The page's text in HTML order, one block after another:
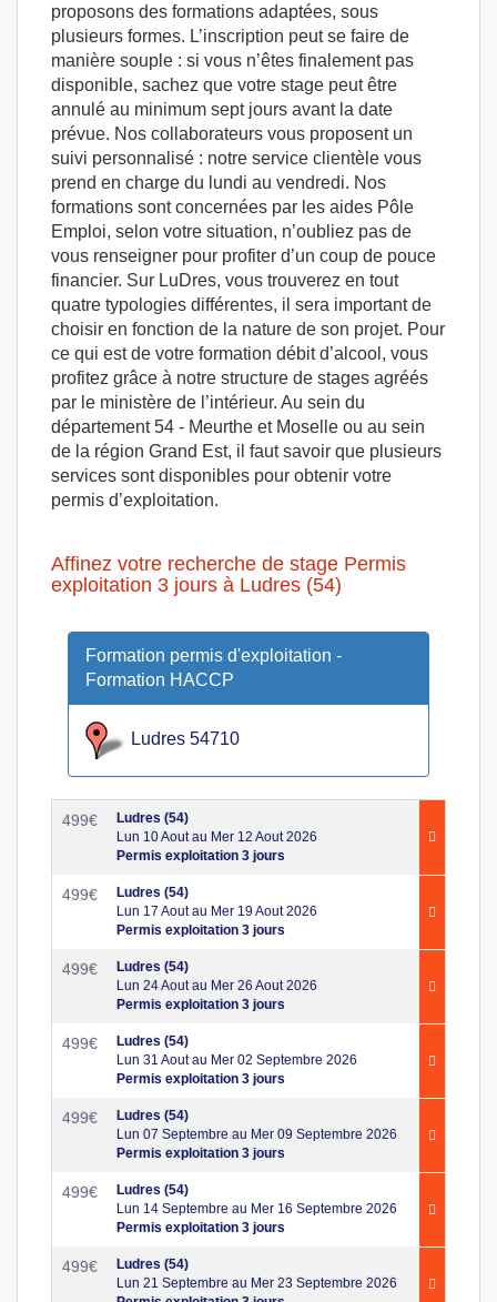
proposons des formations adaptées, sous
plusieurs formes. L’inscription peut se faire de
manière souple : si vous n’êtes finalement pas
disponible, sachez que votre stage peut être
annulé au minimum sept jours avant la date
prévue. Nos collaborateurs vous proposent un
suivi personnalisé : notre service clientèle vous
prend en charge du lundi au vendredi. Nos
formations sont concernées par les aides Pôle
Emploi, selon votre situation, n’oubliez pas de
vous renseigner pour profiter d’un coup de pouce
financier. Sur LuDres, vous trouverez en tout
quatre typologies différentes, il sera important de
choisir en fonction de la nature de son projet. Pour
ce qui est de votre formation débit d’alcool, vous
profitez grâce à notre structure de stages agréés
par le ministère de l’intérieur. Au sein du
département 54 - Meurthe et Moselle ou au sein
de la région Grand Est, il faut savoir que plusieurs
services sont disponibles pour obtenir votre
permis d’exploitation.
Affinez votre recherche de stage Permis
exploitation 3 jours à Ludres (54)
Formation permis d'exploitation -
Formation HACCP
Ludres 54710
499€
Ludres (54)
Lun 10 Aout au Mer 12 Aout 2026
Permis exploitation 3 jours
499€
Ludres (54)
Lun 17 Aout au Mer 19 Aout 2026
Permis exploitation 3 jours
499€
Ludres (54)
Lun 24 Aout au Mer 26 Aout 2026
Permis exploitation 3 jours
499€
Ludres (54)
Lun 31 Aout au Mer 02 Septembre 2026
Permis exploitation 3 jours
499€
Ludres (54)
Lun 07 Septembre au Mer 09 Septembre 2026
Permis exploitation 3 jours
499€
Ludres (54)
Lun 14 Septembre au Mer 16 Septembre 2026
Permis exploitation 3 jours
499€
Ludres (54)
Lun 21 Septembre au Mer 23 Septembre 2026